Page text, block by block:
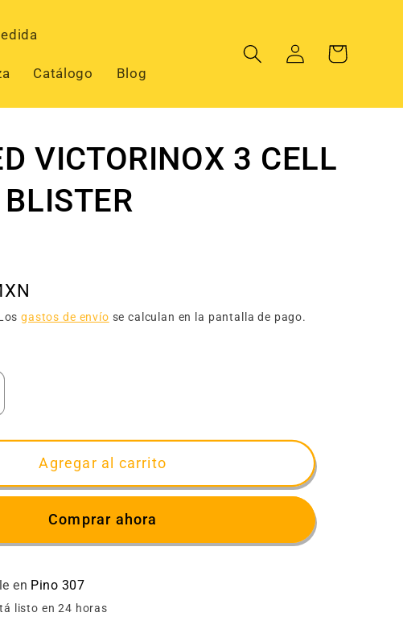
Catálogo Blog
Iniciar
sesión
Carrito
VICTORINOX 3 CELL
gastos de envío se calculan en la pantalla de pago.
Agregar al carrito
Comprar ahora
en Pino 307
listo en 24 horas